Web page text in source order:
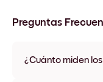
Preguntas
¿Cuánto miden